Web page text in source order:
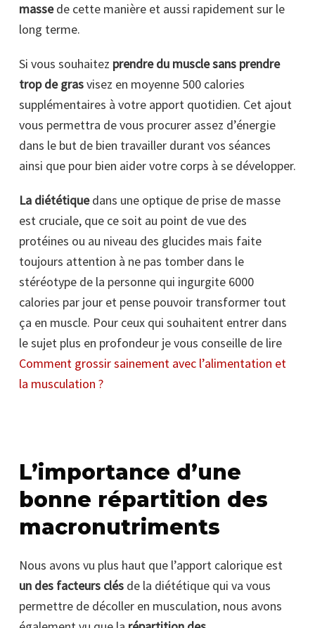
massede cette manière et aussi rapidement sur le
long terme.
Si vous souhaitez prendre du muscle sans prendre
trop de grasvisez en moyenne 500 calories
supplémentaires à votre apport quotidien. Cet ajout
vous permettra de vous procurer assez d’énergie
dans le but de bien travailler durant vos séances
ainsi que pour bien aider votre corps à se développer.
La diététiquedans une optique de prise de masse
est cruciale, que ce soit au point de vue des
protéines ou au niveau des glucides mais faite
toujours attention à ne pas tomber dans le
stéréotype de la personne qui ingurgite 6000
calories par jour et pense pouvoir transformer tout
ça en muscle. Pour ceux qui souhaitent entrer dans
le sujet plus en profondeur je vous conseille de lire
Comment grossir sainement avec l’alimentation et
la musculation ?
L’importance d’une
bonne répartition des
macronutriments
Nous avons vu plus haut que l’apport calorique est
un des facteurs clés de la diététique qui va vous
permettre de décoller en musculation, nous avons